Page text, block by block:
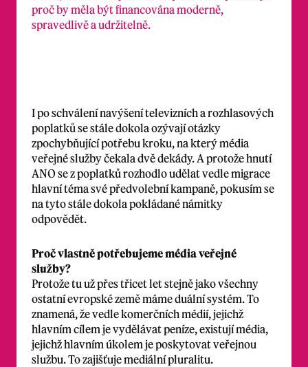
proč by měla být financována moderně,
spravedlivě a udržitelně.
I po schválení navýšení televizních a rozhlasových
poplatků se stále dokola ozývají otázky
zpochybňující potřebu kroku, na který média
veřejné služby čekala dvě dekády. A protože hnutí
ANO se z poplatků rozhodlo udělat vedle migrace
hlavní téma své předvolební kampaně, pokusím se
na tyto stále dokola pokládané námitky
odpovědět.
Proč vlastně potřebujeme média veřejné
služby?
Protože tu už přes třicet let stejně jako všechny
ostatní evropské země máme duální systém. To
znamená, že vedle komerčních médií, jejichž
hlavním cílem je vydělávat peníze, existují média,
jejichž hlavním úkolem je poskytovat veřejnou
službu. To zajišťuje mediální pluralitu.